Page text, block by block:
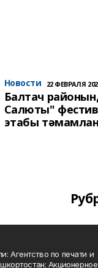
Новости 22 ФЕВРАЛЯ
Балтач
Салюты"
этабы
Агентство по печати и
Акционерное